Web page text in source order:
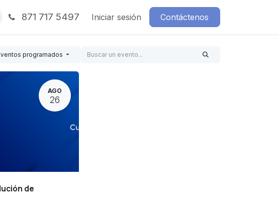
871 717 5497 Iniciar sesión Contáctenos
programados
AGO
26
de